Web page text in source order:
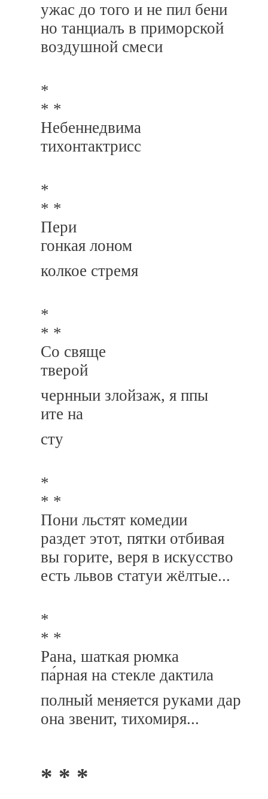
ужас до того и не пил бени
но танциалъ в приморской
воздушной смеси
*
* *
Небеннедвима
тихонтактрисс
*
* *
Пери
гонкая лоном
колкое стремя
*
* *
Со свяще
тверой
чернныи злойзаж, я ппы
ите на
сту
*
* *
Пони льстят комедии
раздет этот, пятки отбивая
вы горите, веря в искусство
есть львов статуи жёлтые...
*
* *
Рана, шаткая рюмка
па́рная на стекле дактила
полный меняется руками дар
она звенит, тихомиря...
* * *